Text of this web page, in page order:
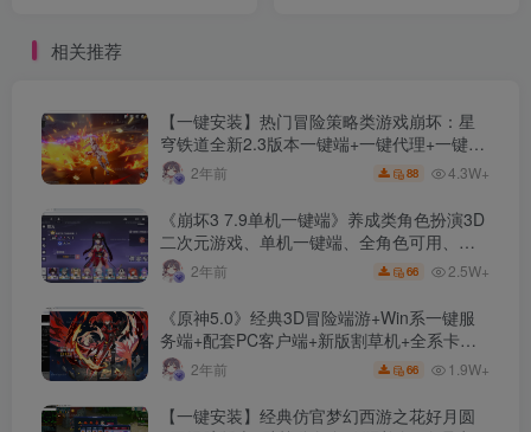
相关推荐
【一键安装】热门冒险策略类游戏崩坏：星
穹铁道全新2.3版本一键端+一键代理+一键启
动+免虚拟机
2年前 88 4.3W+
《崩坏3 7.9单机一键端》养成类角色扮演3D
二次元游戏、单机一键端、全角色可用、无
限资源、附带保姆级安装教程
2年前 66 2.5W+
《原神5.0》经典3D冒险端游+Win系一键服
务端+配套PC客户端+新版割草机+全系卡池
文件2年前 66 1.9W+
【一键安装】经典仿官梦幻西游之花好月圆